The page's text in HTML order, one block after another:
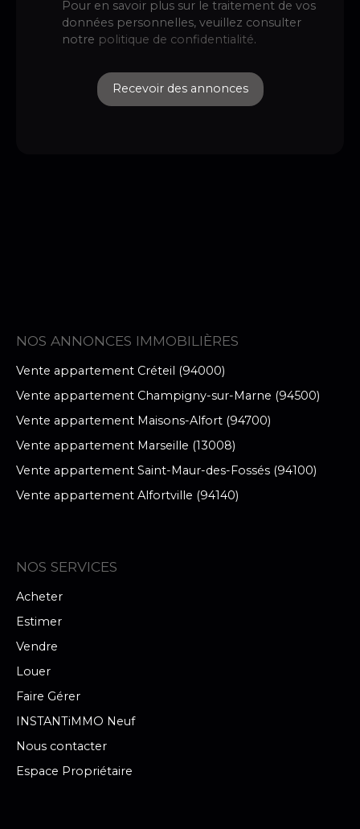
Pour en savoir plus sur le traitement de vos
données personnelles, veuillez consulter
notre politique de confidentialité.
Recevoir des annonces
NOS ANNONCES IMMOBILIÈRES
Vente appartement Créteil (94000)
Vente appartement Champigny-sur-Marne (94500)
Vente appartement Maisons-Alfort (94700)
Vente appartement Marseille (13008)
Vente appartement Saint-Maur-des-Fossés (94100)
Vente appartement Alfortville (94140)
NOS SERVICES
Acheter
Estimer
Vendre
Louer
Faire Gérer
INSTANTiMMO Neuf
Nous contacter
Espace Propriétaire